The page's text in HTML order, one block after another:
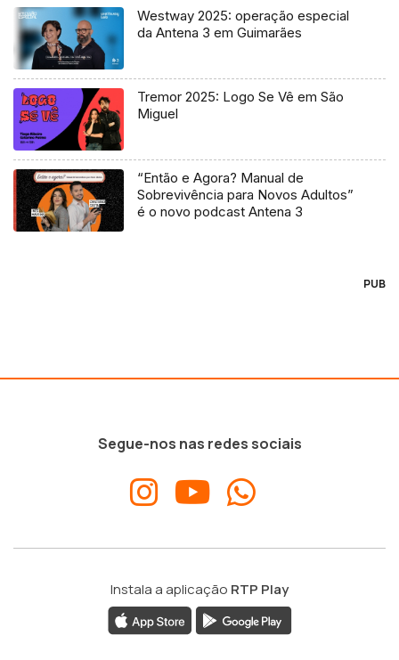
Westway 2025: operação especial
da Antena 3 em Guimarães
Tremor 2025: Logo Se Vê em São
Miguel
“Então e Agora? Manual de
Sobrevivência para Novos Adultos”
é o novo podcast Antena 3
PUB
Segue-nos nas redes sociais
Instala a aplicação RTP Play